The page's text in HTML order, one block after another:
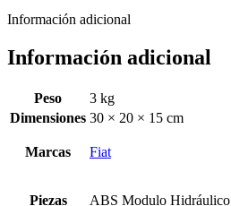
Información adicional
Información adicional
Peso
3 kg
Dimensiones 30 × 20 × 15 cm
Marcas Fiat
Piezas ABS Modulo Hidráulico